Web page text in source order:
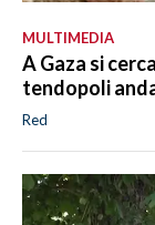
MULTIMEDIA
A Gaza si
tendopoli
Red